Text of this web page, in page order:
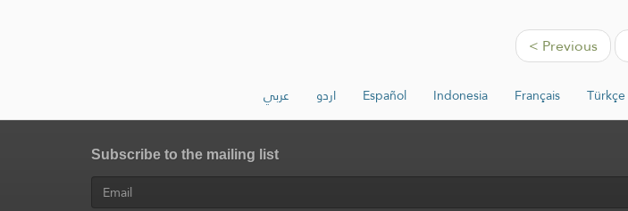
< Previous
عربي اردو Español Indonesia Français Türkçe
Subscribe to the mailing list